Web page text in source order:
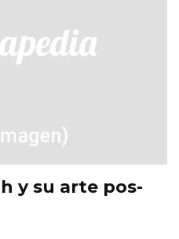
y su arte pos-